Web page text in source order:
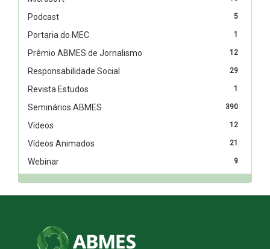
5
Podcast
1
Portaria do MEC
12
Prêmio ABMES de Jornalismo
29
Responsabilidade Social
1
Revista Estudos
390
Seminários ABMES
12
Vídeos
21
Vídeos Animados
9
Webinar